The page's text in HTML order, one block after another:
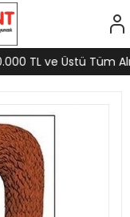
TL ve Üstü Tüm